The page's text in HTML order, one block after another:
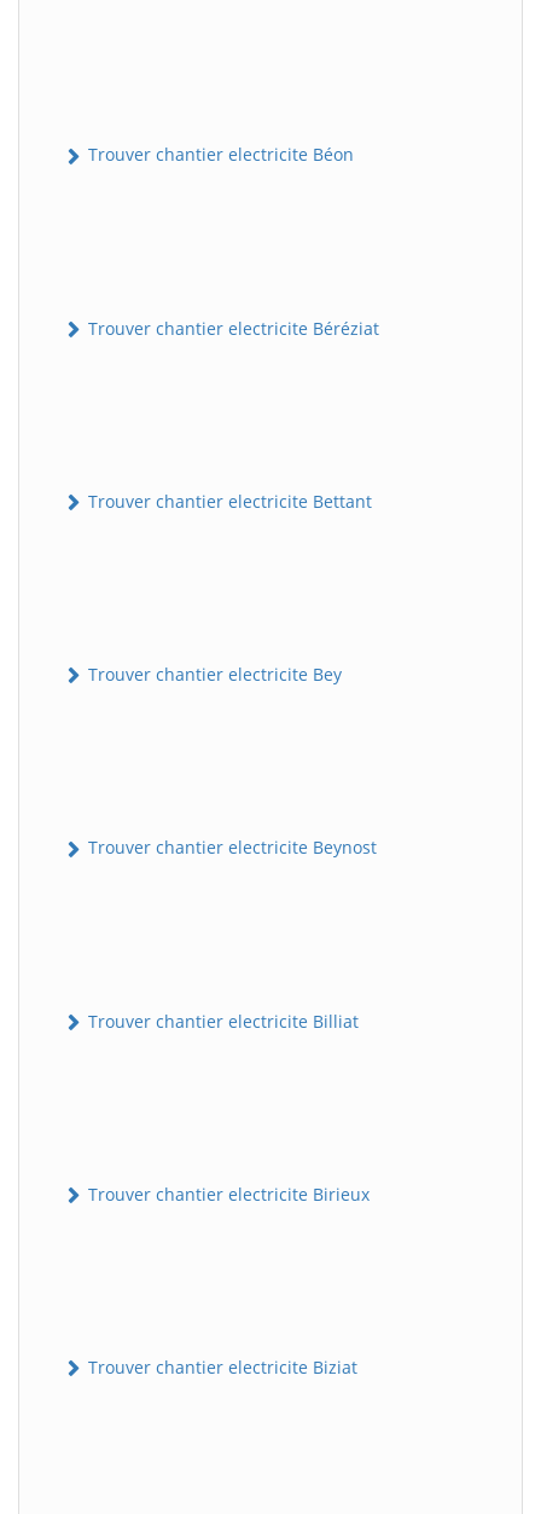
Trouver chantier electricite Béon
Trouver chantier electricite Béréziat
Trouver chantier electricite Bettant
Trouver chantier electricite Bey
Trouver chantier electricite Beynost
Trouver chantier electricite Billiat
Trouver chantier electricite Birieux
Trouver chantier electricite Biziat